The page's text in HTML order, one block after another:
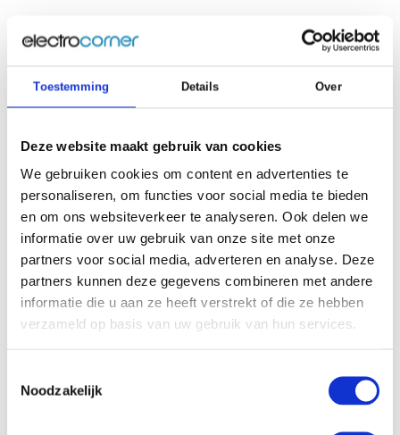
Toestemming Details Over
Deze website maakt gebruik van cookies
We gebruiken cookies om content en advertenties te
personaliseren, om functies voor social media te bieden
en om ons websiteverkeer te analyseren. Ook delen we
informatie over uw gebruik van onze site met onze
partners voor social media, adverteren en analyse. Deze
partners kunnen deze gegevens combineren met andere
informatie die u aan ze heeft verstrekt of die ze hebben
verzameld op basis van uw gebruik van hun services.
Noodzakelijk
HP All-in-One NGAI
27-ct2680nd
Op voorraad
27 inch All-in-One PC | AMD
Ryzen AI 7 | 16 Gb geheugen
| 512 Gb SSD opslag | Wifi |
AMD Radeon Videokaart |
QWERTY
Vergelijk
HP OmniDesk M02-
0640nd
Op voorraad
Desktop met AMD Ryzen 7 |
32 Gb geheugen | 1 Tb SSD
opslag | Wifi | AMD Radeon
Videokaart
€949,00